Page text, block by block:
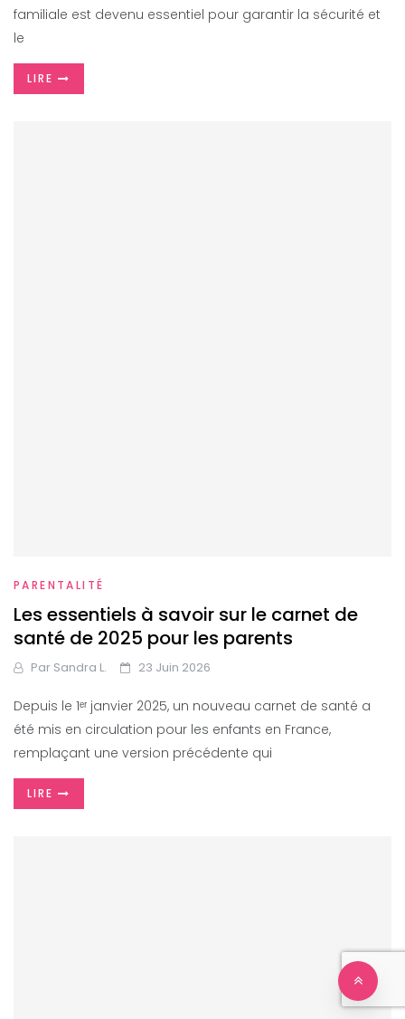
familiale est devenu essentiel pour garantir la sécurité et
le
LIRE
PARENTALITÉ
Les essentiels à savoir sur le carnet de
santé de 2025 pour les parents
Par Sandra L. 23 Juin 2026
Depuis le 1ᵉʳ janvier 2025, un nouveau carnet de santé a
été mis en circulation pour les enfants en France,
remplaçant une version précédente qui
LIRE